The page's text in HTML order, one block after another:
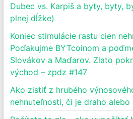
Dubec vs. Karpiš a byty, byty,
plnej dĺžke)
Koniec stimulácie rastu cien
Poďakujme BYTcoinom a
Slovákov a Maďarov. Zlato
východ – zpdz #147
Ako zistiť z hrubého
nehnuteľnosti, či je draho alebo